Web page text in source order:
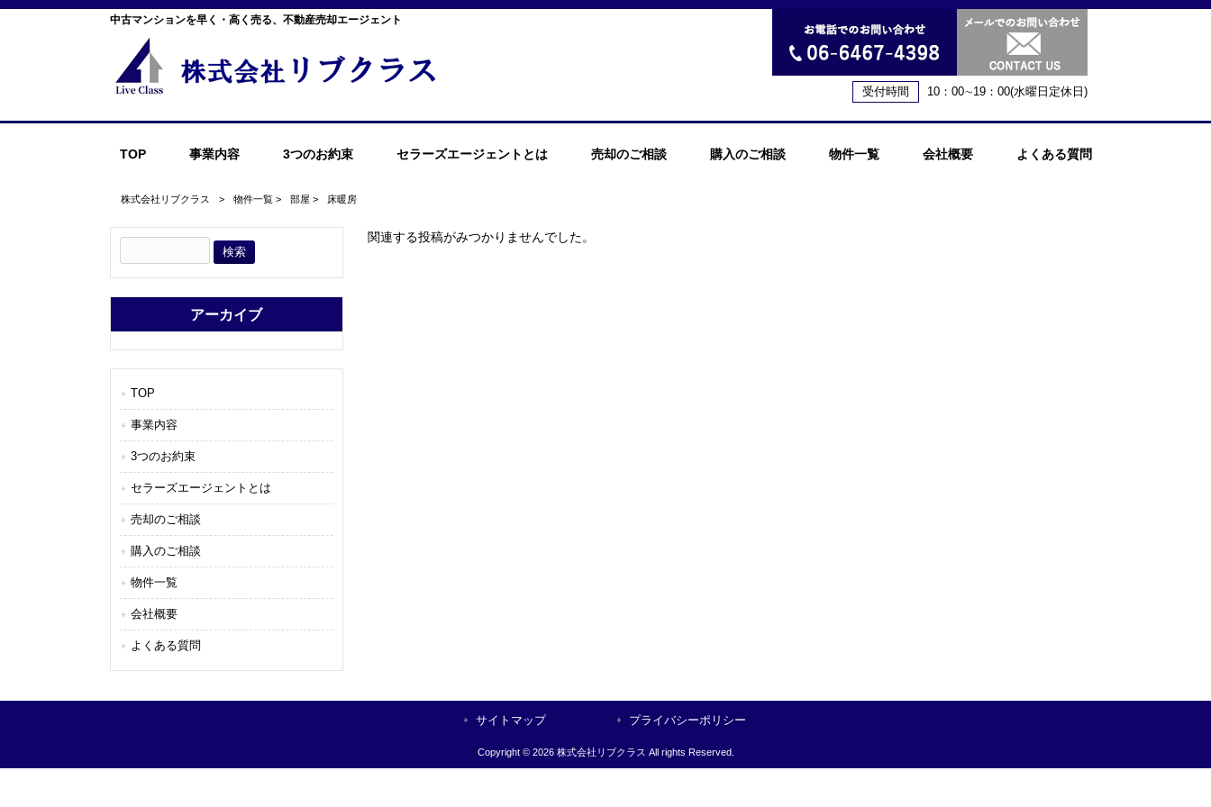
中古マンションを早く・高く売る、不動産売却エージェント
受付時間 10：00∼19：00(水曜日定休日)
TOP 事業内容 3つのお約束 セラーズエージェントとは 売却のご相談 購入のご相談 物件一覧 会社概要 よくある質問
株式会社リブクラス > 物件一覧 > 部屋 > 床暖房
関連する投稿がみつかりませんでした。
アーカイブ
TOP
事業内容
3つのお約束
セラーズエージェントとは
売却のご相談
購入のご相談
物件一覧
会社概要
よくある質問
サイトマップ プライバシーポリシー
Copyright © 2026 株式会社リブクラス All rights Reserved.